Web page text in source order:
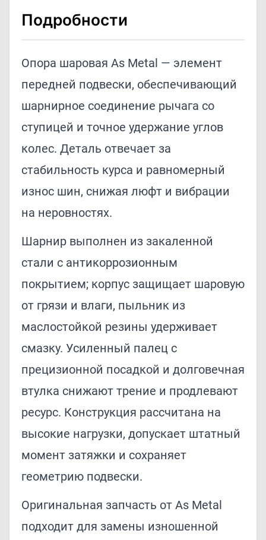
Подробности
Опора шаровая As Metal — элемент
передней подвески, обеспечивающий
шарнирное соединение рычага со
ступицей и точное удержание углов
колес. Деталь отвечает за
стабильность курса и равномерный
износ шин, снижая люфт и вибрации
на неровностях.
Шарнир выполнен из закаленной
стали с антикоррозионным
покрытием; корпус защищает шаровую
от грязи и влаги, пыльник из
маслостойкой резины удерживает
смазку. Усиленный палец с
прецизионной посадкой и долговечная
втулка снижают трение и продлевают
ресурс. Конструкция рассчитана на
высокие нагрузки, допускает штатный
момент затяжки и сохраняет
геометрию подвески.
Оригинальная запчасть от As Metal
подходит для замены изношенной